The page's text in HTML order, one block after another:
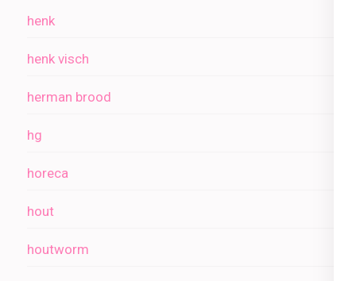
henk
henk visch
herman brood
hg
horeca
hout
houtworm